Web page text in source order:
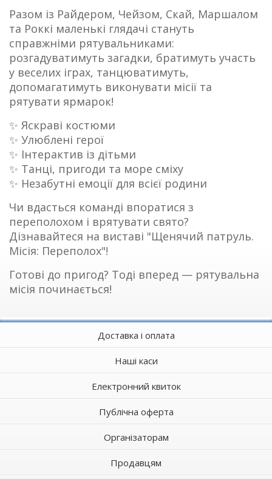
Разом із Райдером, Чейзом, Скай, Маршалом
та Роккі маленькі глядачі стануть
справжніми рятувальниками:
розгадуватимуть загадки, братимуть участь
у веселих іграх, танцюватимуть,
допомагатимуть виконувати місії та
рятувати ярмарок!
✨ Яскраві костюми
✨ Улюблені герої
✨ Інтерактив із дітьми
✨ Танці, пригоди та море сміху
✨ Незабутні емоції для всієї родини
Чи вдасться команді впоратися з
переполохом і врятувати свято?
Дізнавайтеся на виставі "Щенячий патруль.
Місія: Переполох"!
Готові до пригод? Тоді вперед — рятувальна
місія починається!
Доставка і оплата
Наші каси
Електронний квиток
Публічна оферта
Організаторам
Продавцям